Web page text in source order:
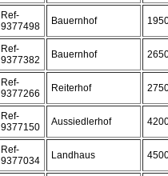
Ref-
9377498
Bauernhof
Ref-
9377382
Bauernhof
Ref-
9377266
Reiterhof
Ref-
9377150
Aussiedlerhof
Ref-
9377034
Landhaus